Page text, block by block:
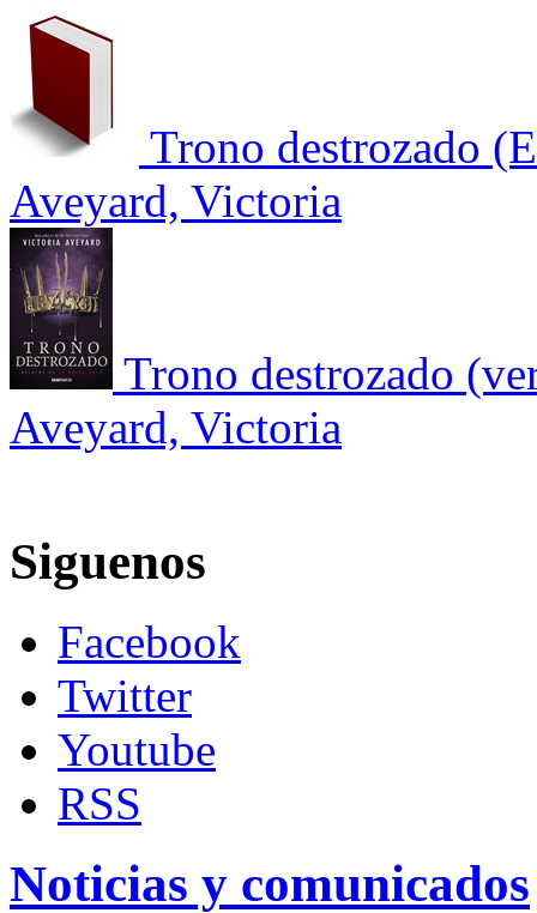
Trono destrozado
Aveyard, Victoria
Trono destrozado
Aveyard, Victoria
Siguenos
Facebook
Twitter
Youtube
RSS
Noticias y comunicados